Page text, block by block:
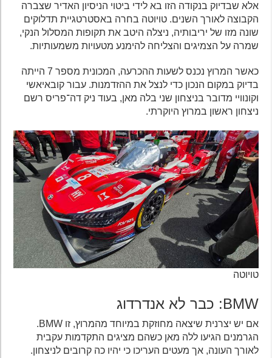
אלא שבדיוק בנקודה הזו בא לידי ביטוי הניסיון האדיר שצברה
הקבוצה לאורך השנים. טויוטה בחרה באסטרטגיית תדלוקים
שונה מזו של יריבותיה, ניצלה היטב את תקופות המסלול הנקי,
שמרה על הצמיגים והצליחה להימנע מטעויות משמעותיות.
כאשר המרוץ נכנס לשעות ההכרעה, המכונית מספר 7 הייתה
בדיוק במקום הנכון כדי לנצל את ההזדמנות. עבור קובאיאשי
וקונוויי מדובר בניצחון שני בלה מאן, בעוד ניק דה־פריס רשם
ניצחון ראשון במרוץ היוקרתי.
טויוטה
BMW: כבר לא אנדרדוג
אם יש יצרנית שיצאה מחוזקת במיוחד מהמרוץ, זו BMW.
הגרמנים הגיעו ללה מאן כשהם מציגים התקדמות עקבית
לאורך העונה, אך מעטים העריכו כי יהיו כה קרובים לניצחון.